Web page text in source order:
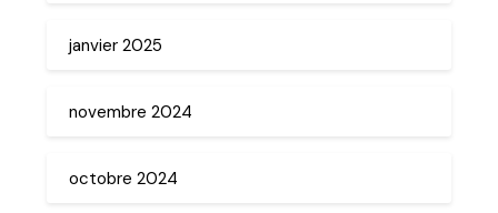
janvier 2025
novembre 2024
octobre 2024